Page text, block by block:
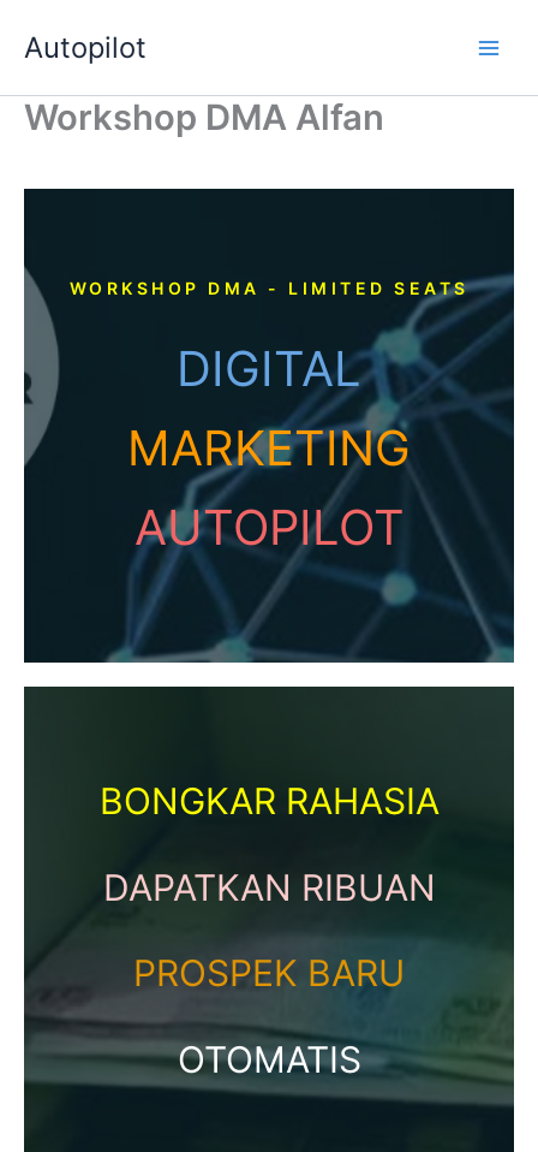
Autopilot
Workshop DMA Alfan
WORKSHOP DMA - LIMITED SEATS
DIGITAL
MARKETING
AUTOPILOT
BONGKAR RAHASIA
DAPATKAN RIBUAN
PROSPEK BARU
OTOMATIS